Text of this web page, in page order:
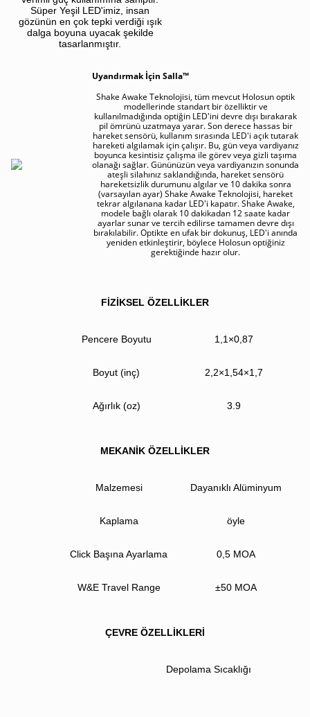
Süper Yeşil LED'imiz, insan
gözünün en çok tepki verdiği ışık
dalga boyuna uyacak şekilde
tasarlanmıştır.
Uyandırmak İçin Salla™
Shake Awake Teknolojisi, tüm mevcut Holosun optik
modellerinde standart bir özelliktir ve
kullanılmadığında optiğin LED'ini devre dışı bırakarak
pil ömrünü uzatmaya yarar. Son derece hassas bir
hareket sensörü, kullanım sırasında LED'i açık tutarak
hareketi algılamak için çalışır. Bu, gün veya vardiyanız
boyunca kesintisiz çalışma ile görev veya gizli taşıma
olanağı sağlar. Gününüzün veya vardiyanızın sonunda
ateşli silahınız saklandığında, hareket sensörü
hareketsizlik durumunu algılar ve 10 dakika sonra
(varsayılan ayar) Shake Awake Teknolojisi, hareket
tekrar algılanana kadar LED'i kapatır. Shake Awake,
modele bağlı olarak 10 dakikadan 12 saate kadar
ayarlar sunar ve tercih edilirse tamamen devre dışı
bırakılabilir. Optikte en ufak bir dokunuş, LED'i anında
yeniden etkinleştirir, böylece Holosun optiğiniz
gerektiğinde hazır olur.
FİZİKSEL ÖZELLİKLER
Pencere Boyutu 1,1×0,87
Boyut (inç) 2,2×1,54×1,7
Ağırlık (oz) 3.9
MEKANİK ÖZELLİKLER
Malzemesi Dayanıklı Alüminyum
Kaplama öyle
Click Başına Ayarlama 0,5 MOA
W&E Travel Range ±50 MOA
ÇEVRE ÖZELLİKLERİ
Depolama Sıcaklığı